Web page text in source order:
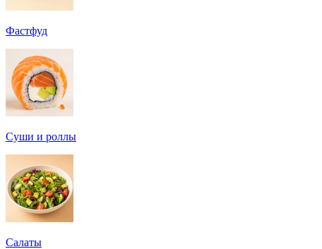
Фастфуд
Суши и роллы
Салаты